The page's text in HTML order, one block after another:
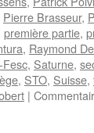
Pierre Brasseur,
première partie,
, Raymond
Fesc, Saturne,
, STO, Suisse,
|